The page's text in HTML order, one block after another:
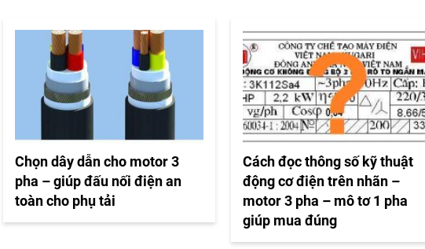
Chọn dây dẫn cho motor 3
pha – giúp đấu nối điện an
toàn cho phụ tải
Cách đọc thông số kỹ thuật
động cơ điện trên nhãn –
motor 3 pha – mô tơ 1 pha
giúp mua đúng